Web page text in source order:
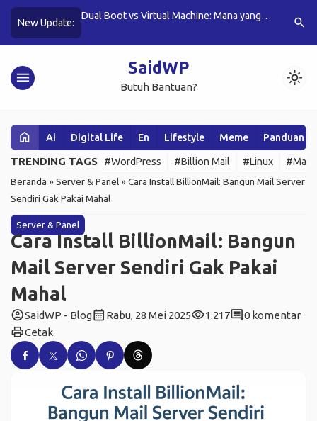
New Update:
Canggih,
Dual Boot vs Virtual Machine: Mana yang
Apakah
search
menu SaidWP
Butuh Bantuan? light_mode
home Ai Digital Life En Lifestyle Meme Panduan
TRENDING TAGS #WordPress #Billion Mail #Linux
#Mail
Beranda »Server & Panel»Cara Install BillionMail: Bangun Mail Server
Sendiri Gak Pakai Mahal
Server & Panel
Cara Install BillionMail: Bangun
Mail Server Sendiri Gak Pakai
Mahal
account_circleSaidWP - Blogcalendar_month Rabu, 28 Mei 2025visibility1.217comment0 komentar
printCetak